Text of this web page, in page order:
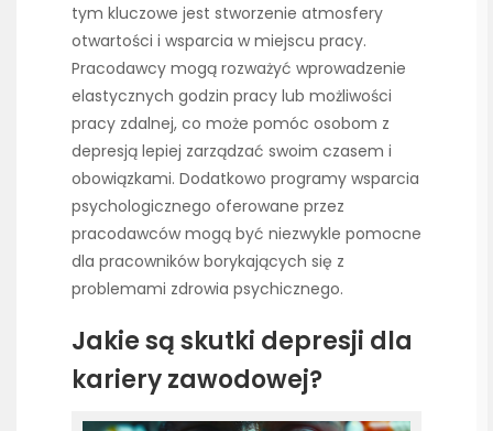
tym kluczowe jest stworzenie atmosfery
otwartości i wsparcia w miejscu pracy.
Pracodawcy mogą rozważyć wprowadzenie
elastycznych godzin pracy lub możliwości
pracy zdalnej, co może pomóc osobom z
depresją lepiej zarządzać swoim czasem i
obowiązkami. Dodatkowo programy wsparcia
psychologicznego oferowane przez
pracodawców mogą być niezwykle pomocne
dla pracowników borykających się z
problemami zdrowia psychicznego.
Jakie są skutki depresji dla
kariery zawodowej?